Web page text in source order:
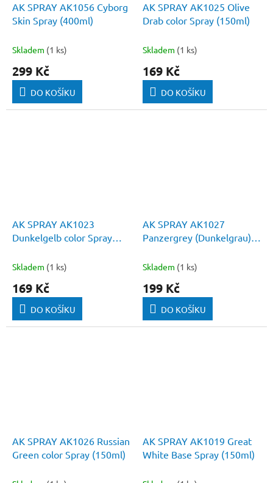
AK SPRAY AK1056 Cyborg
Skin Spray (400ml)
Skladem (1 ks)
299 Kč
DO KOŠÍKU
AK SPRAY AK1025 Olive
Drab color Spray (150ml)
Skladem (1 ks)
169 Kč
DO KOŠÍKU
AK SPRAY AK1023
Dunkelgelb color Spray
Skladem (1 ks)
169 Kč
DO KOŠÍKU
AK SPRAY AK1027
Panzergrey (Dunkelgrau)
Skladem (1 ks)
199 Kč
DO KOŠÍKU
AK SPRAY AK1026 Russian
Green color Spray (150ml)
AK SPRAY AK1019 Great
White Base Spray (150ml)